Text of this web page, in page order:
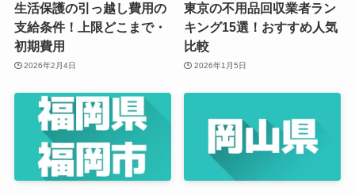
生活保護の引っ越し費用の
支給条件！上限どこまで・
初期費用
2026年2月4日
東京の不用品回収業者ラン
キング15選！おすすめ人気
比較
2026年1月5日